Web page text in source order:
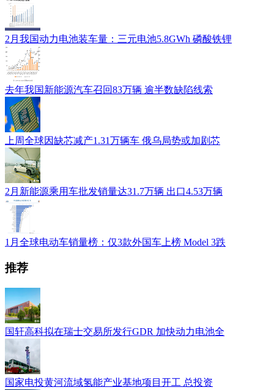
2月我国动力电池装车量：三元电池5.8GWh 磷酸铁锂
去年我国新能源汽车召回83万辆 逾半数缺陷线索
上周全球因缺芯减产1.31万辆车 俄乌局势或加剧芯
2月新能源乘用车批发销量达31.7万辆 出口4.53万辆
1月全球电动车销量榜：仅3款外国车上榜 Model 3跌
推荐
国轩高科拟在瑞士交易所发行GDR 加快动力电池全
国家电投黄河流域氢能产业基地项目开工 总投资